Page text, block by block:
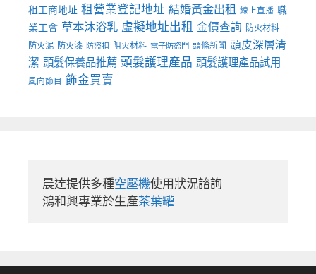
租工商地址 租營業登記地址 結婚黃金出租 線上直播 職
業工會 草本沐浴乳 虛擬地址出租 金價查詢 防火材料
防火泥 防火漆 防盜扣 阻火材料 電子防盜門 頭條新聞 頭皮深層清
潔 頭髮保養品推薦 頭髮護理產品 頭髮護理產品試用
風向節目 飾金買賣
晨達提供多種空壓機使用狀況諮詢
鴻和興專業於生產茶葉罐